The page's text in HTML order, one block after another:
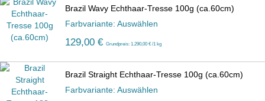
Brazil Wavy Echthaar-Tresse 100g (ca.60cm)
Farbvariante: Auswählen
129,00 € Grundpreis: 1.290,00 € /1 kg
Brazil Straight Echthaar-Tresse 100g (ca.60cm)
Farbvariante: Auswählen